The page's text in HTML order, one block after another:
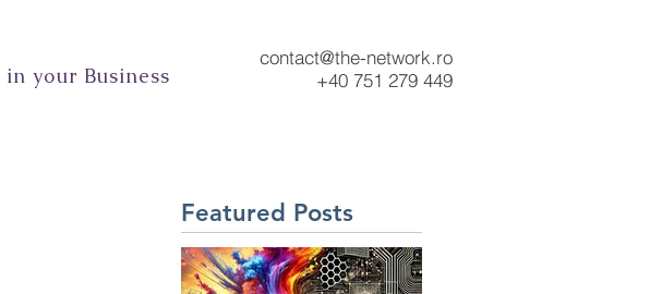
in your Business
contact@the-network.ro
+40 751 279 449
Featured Posts